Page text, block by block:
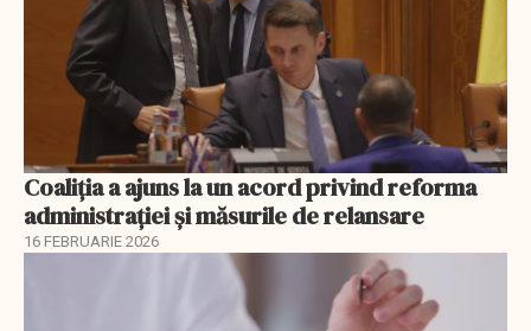
Coaliția a ajuns la un acord privind reforma
administrației și măsurile de relansare
16 FEBRUARIE 2026